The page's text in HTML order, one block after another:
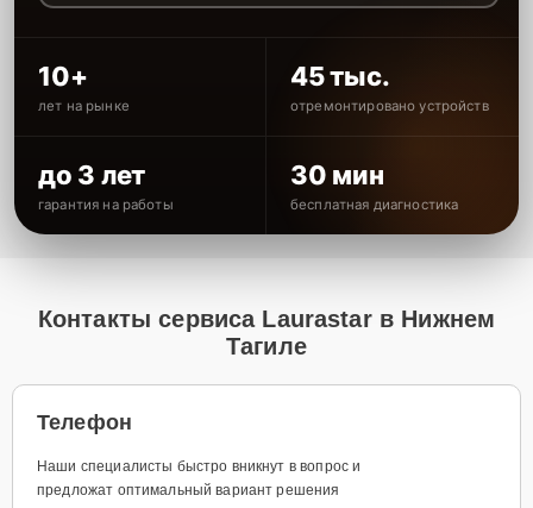
10+
лет на рынке
45 тыс.
отремонтировано устройств
до 3 лет
гарантия на работы
30 мин
бесплатная диагностика
Контакты сервиса Laurastar в Нижнем
Тагиле
Телефон
Наши специалисты быстро вникнут в вопрос и
предложат оптимальный вариант решения